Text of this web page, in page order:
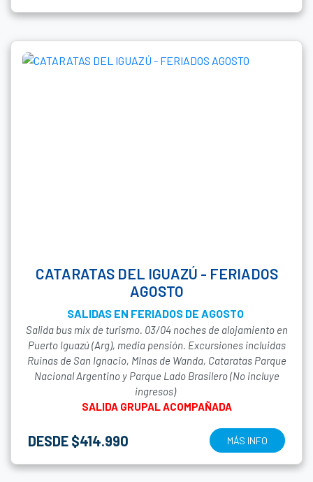
CATARATAS DEL IGUAZÚ - FERIADOS
AGOSTO
SALIDAS EN FERIADOS DE AGOSTO
Salida bus mix de turismo. 03/04 noches de alojamiento en
Puerto Iguazú (Arg), media pensión. Excursiones incluidas
Ruinas de San Ignacio, MInas de Wanda, Cataratas Parque
Nacional Argentino y Parque Lado Brasilero (No incluye
ingresos)
SALIDA GRUPAL ACOMPAÑADA
DESDE $414.990 MÁS INFO